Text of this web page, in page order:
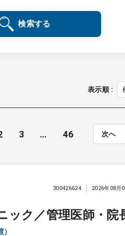
検索する
表示順
3 … 46 次へ
ック／管理医師・院
300426624 2026年08月